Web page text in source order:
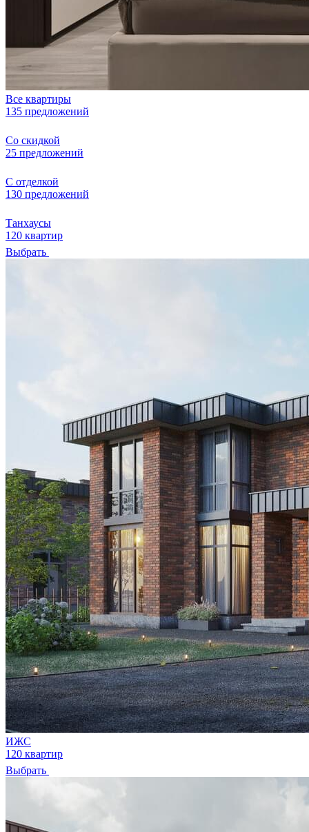
Все квартиры
135 предложений
Со скидкой
25 предложений
С отделкой
130 предложений
Танхаусы
120 квартир
Выбрать
ИЖС
120 квартир
Выбрать